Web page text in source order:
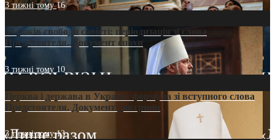
3 тижні тому16
35 років свободи совісті: періодизація зі слова
Предстоятеля. Документ епохи
3 тижні тому 10
Церква і держава в Україні: формула зі вступного слова
Предстоятеля. Документ доктрини
3 тижні тому13